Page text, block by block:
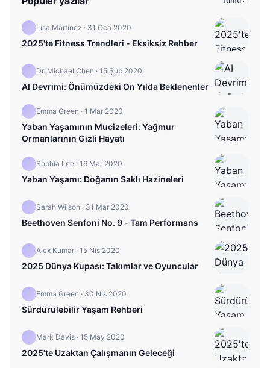
Lisa Martinez · 31 Oca 2020
2025'te Fitness Trendleri - Eksiksiz Rehber
Dr. Michael Chen · 15 Şub 2020
AI Devrimi: Önümüzdeki On Yılda Beklenenler
Emma Green · 1 Mar 2020
Yaban Yaşamının Mucizeleri: Yağmur
Ormanlarının Gizli Hayatı
Sophia Lee · 16 Mar 2020
Yaban Yaşamı: Doğanın Saklı Hazineleri
Sarah Wilson · 31 Mar 2020
Beethoven Senfoni No. 9 - Tam Performans
Alex Kumar · 15 Nis 2020
2025 Dünya Kupası: Takımlar ve Oyuncular
Emma Green · 30 Nis 2020
Sürdürülebilir Yaşam Rehberi
Mark Davis · 15 May 2020
2025'te Uzaktan Çalışmanın Geleceği